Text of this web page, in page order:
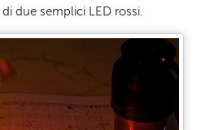
due semplici LED rossi.